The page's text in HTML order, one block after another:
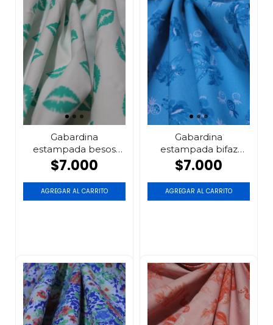
Gabardina
estampada besos
verdes
$7.000
AGREGAR AL CARRITO
Gabardina
estampada bifaz
azul
$7.000
AGREGAR AL CARRITO